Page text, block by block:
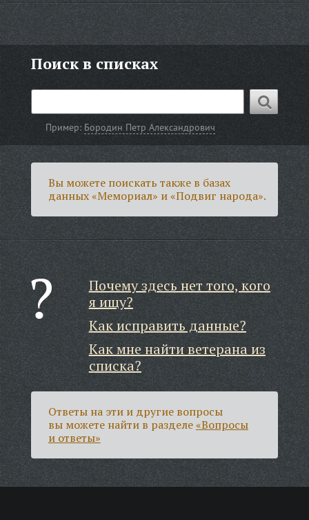
Поиск в списках
Пример: Бородин Петр Александрович
Вы можете поискать также в базах
данных «Мемориал» и «Подвиг народа».
Почему здесь нет того, кого
я ищу?
Как исправить данные?
Как мне найти ветерана из
списка?
Ответы на эти и другие вопросы
вы можете найти в разделе«Вопросы
и ответы»